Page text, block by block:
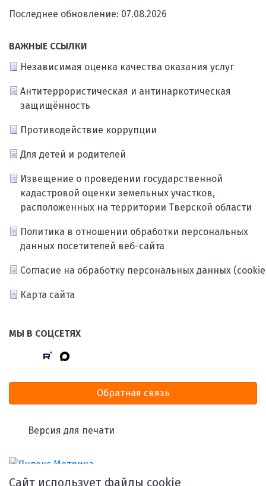
Последнее обновление: 07.08.2026
ВАЖНЫЕ ССЫЛКИ
Независимая оценка качества оказания услуг
Антитеррористическая и антинаркотическая
защищённость
Противодействие коррупции
Для детей и родителей
Извещение о проведении государственной
кадастровой оценки земельных участков,
расположенных на территории Тверской области
Политика в отношении обработки персональных
данных посетителей веб-сайта
Согласие на обработку персональных данных
Карта сайта
МЫ В СОЦСЕТЯХ
Обратная связь
Версия для печати
Сайт использует файлы cookie